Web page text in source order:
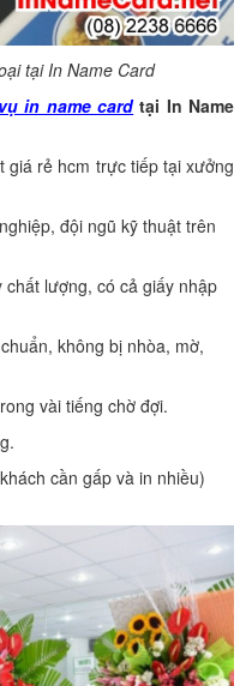
tại In Name Card
in name cardtại In Name
giá rẻ hcm trực tiếp tại xưởng
đội ngũ kỹ thuật trên
lượng, có cả giấy nhập
không bị nhòa, mờ,
vài tiếng chờ đợi.
cần gấp và in nhiều)